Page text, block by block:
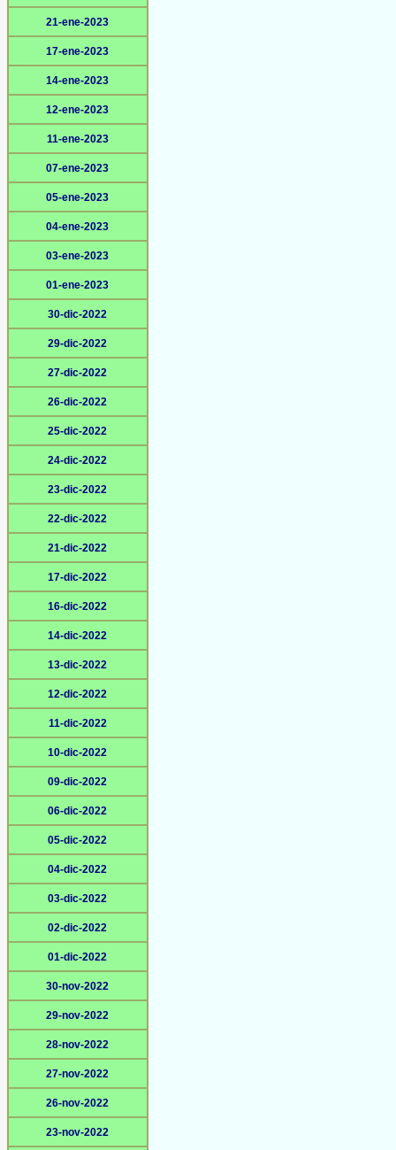
21-ene-2023
17-ene-2023
14-ene-2023
12-ene-2023
11-ene-2023
07-ene-2023
05-ene-2023
04-ene-2023
03-ene-2023
01-ene-2023
30-dic-2022
29-dic-2022
27-dic-2022
26-dic-2022
25-dic-2022
24-dic-2022
23-dic-2022
22-dic-2022
21-dic-2022
17-dic-2022
16-dic-2022
14-dic-2022
13-dic-2022
12-dic-2022
11-dic-2022
10-dic-2022
09-dic-2022
06-dic-2022
05-dic-2022
04-dic-2022
03-dic-2022
02-dic-2022
01-dic-2022
30-nov-2022
29-nov-2022
28-nov-2022
27-nov-2022
26-nov-2022
23-nov-2022